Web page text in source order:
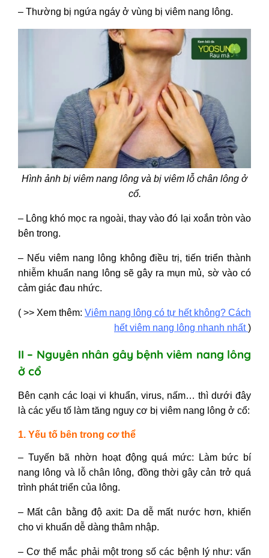
– Thường bị ngứa ngáy ở vùng bị viêm nang lông.
Hình ảnh bị viêm nang lông và bị viêm lỗ chân lông ở
cổ.
– Lông khó mọc ra ngoài, thay vào đó lại xoắn tròn vào
bên trong.
– Nếu viêm nang lông không điều trị, tiến triển thành
nhiễm khuẩn nang lông sẽ gây ra mụn mủ, sờ vào có
cảm giác đau nhức.
( >> Xem thêm: Viêm nang lông có tự hết không? Cách
hết viêm nang lông nhanh nhất )
II – Nguyên nhân gây bệnh viêm nang lông
ở cổ
Bên cạnh các loại vi khuẩn, virus, nấm… thì dưới đây
là các yếu tố làm tăng nguy cơ bị viêm nang lông ở cổ:
1. Yếu tố bên trong cơ thể
– Tuyến bã nhờn hoạt động quá mức: Làm bức bí
nang lông và lỗ chân lông, đồng thời gây cản trở quá
trình phát triển của lông.
– Mất cân bằng độ axit: Da dễ mất nước hơn, khiến
cho vi khuẩn dễ dàng thâm nhập.
– Cơ thể mắc phải một trong số các bệnh lý như: vấn